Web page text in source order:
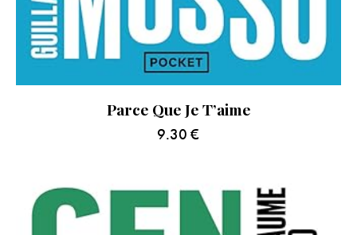
Parce Que Je T’aime
9.30 €